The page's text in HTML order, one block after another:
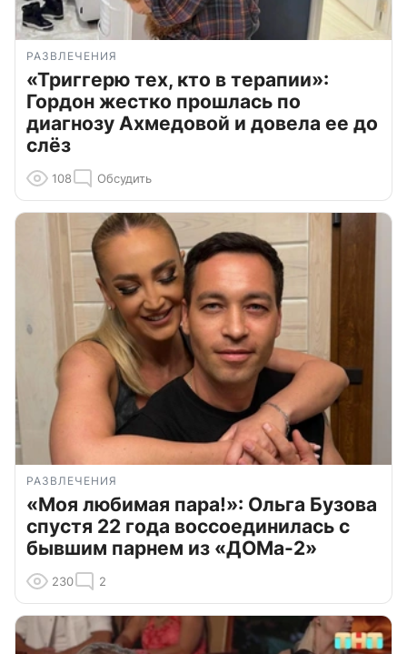
РАЗВЛЕЧЕНИЯ
«Триггерю тех, кто в терапии»:
Гордон жестко прошлась по
диагнозу Ахмедовой и довела ее до
слёз
108 Обсудить
РАЗВЛЕЧЕНИЯ
«Моя любимая пара!»: Ольга Бузова
спустя 22 года воссоединилась с
бывшим парнем из «ДОМа-2»
230 2